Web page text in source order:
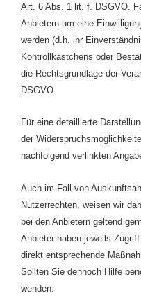
Art. 6 Abs. 1 lit. f. DSGVO.
Anbietern um eine
werden (d.h. ihr
Kontrollkästchens oder
die Rechtsgrundlage der
DSGVO.
Für eine detaillierte
der
nachfolgend verlinkten
Auch im Fall von
Nutzerrechten, weisen wir
bei den Anbietern geltend
Anbieter haben jeweils
direkt entsprechende
Sollten Sie dennoch Hilfe
wenden.